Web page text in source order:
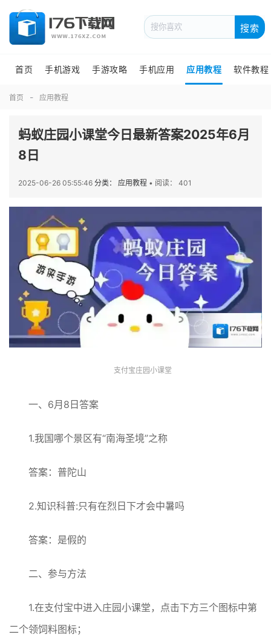
搜索
首页 手机游戏 手游攻略 手机应用 应用教程 软件教程
首页 应用教程
蚂蚁庄园小课堂今日最新答案2025年6月
8日
2025-06-26 05:55:46 分类： 应用教程 • 阅读： 401
支付宝庄园小课堂
一、6月8日答案
1.我国哪个景区有“南海圣境”之称
答案：普陀山
2.知识科普:只有在烈日下才会中暑吗
答案：是假的
二、参与方法
1.在支付宝中进入庄园小课堂，点击下方三个图标中第
二个领饲料图标；